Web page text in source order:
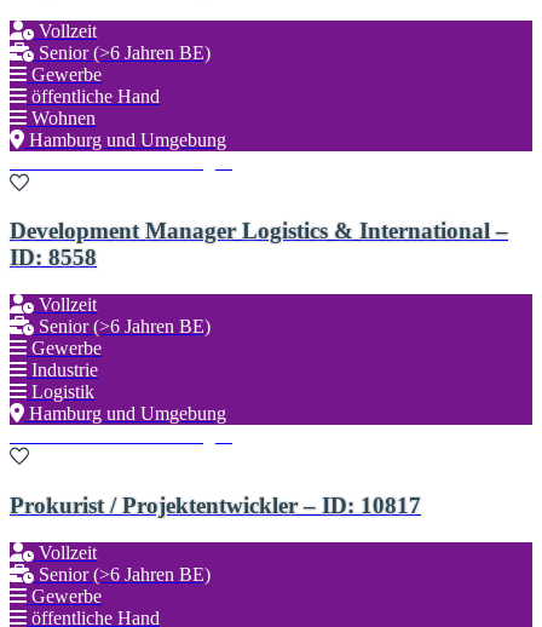
Vollzeit
Senior (>6 Jahren BE)
Gewerbe
öffentliche Hand
Wohnen
Hamburg und Umgebung
Development Manager Logistics & International –
ID: 8558
Vollzeit
Senior (>6 Jahren BE)
Gewerbe
Industrie
Logistik
Hamburg und Umgebung
Prokurist / Projektentwickler – ID: 10817
Vollzeit
Senior (>6 Jahren BE)
Gewerbe
öffentliche Hand